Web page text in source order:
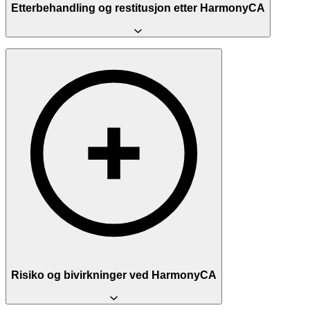
Etterbehandling og restitusjon etter HarmonyCA
HarmonyCA har minimal nedetid. De fleste kan gå tilbake til
vanlige aktiviteter kort tid etter behandlingen. Små merker på
injeksjonsstedene er vanlig og forsvinner raskt.
De første timene
Unngå å berøre behandlingsområdet i minimum tre timer. Påfør
gjerne kulde (ispose) i opptil 24 timer for å redusere eventuell rødhet
og hevelse.
Det første døgnet
Unngå intens trening, direkte soleksponering, solarium og ekstreme
værforhold de første 24 timene. Dersom du kjenner små ujevnheter
under huden, kan forsiktig massasje hjelpe med å jevne disse ut.
over innen 24–48 timer. Hevelse kan i noen tilfeller vare opptil en
Risiko og bivirkninger ved HarmonyCA